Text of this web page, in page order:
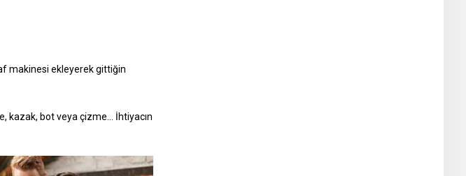
makinesi ekleyerek gittiğin
kazak, bot veya çizme… İhtiyacın